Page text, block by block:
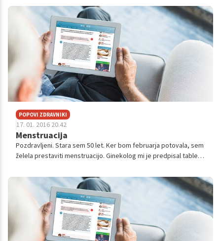
padati), ...
POPOVI ZDRAVNIKI
17. 01. 2016 20.42
Menstruacija
Pozdravljeni. Stara sem 50 let. Ker bom februarja potovala, sem
želela prestaviti menstruacijo. Ginekolog mi je predpisal tablete
Ampak oči...